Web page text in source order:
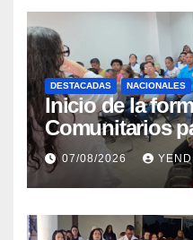
DESTACADAS NACIONALES
Inicio de la
Comunitarios
Discapacidad
Rehabilitación
07/08/2026